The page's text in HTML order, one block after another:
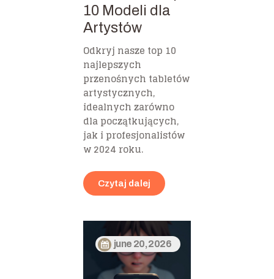
10 Modeli dla
Artystów
Odkryj nasze top 10
najlepszych
przenośnych tabletów
artystycznych,
idealnych zarówno
dla początkujących,
jak i profesjonalistów
w 2024 roku.
Czytaj dalej
june 20, 2026